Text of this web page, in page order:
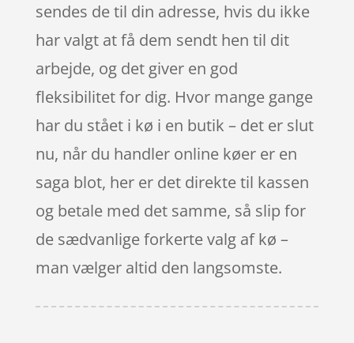
sendes de til din adresse, hvis du ikke
har valgt at få dem sendt hen til dit
arbejde, og det giver en god
fleksibilitet for dig. Hvor mange gange
har du stået i kø i en butik – det er slut
nu, når du handler online køer er en
saga blot, her er det direkte til kassen
og betale med det samme, så slip for
de sædvanlige forkerte valg af kø –
man vælger altid den langsomste.